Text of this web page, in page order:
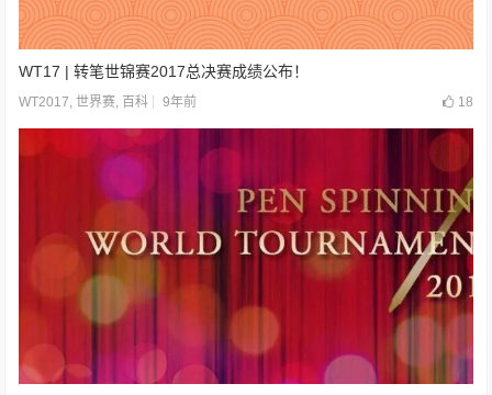
WT17 | 转笔世锦赛2017总决赛成绩公布！
WT2017,世界赛, 百科 9年前 18